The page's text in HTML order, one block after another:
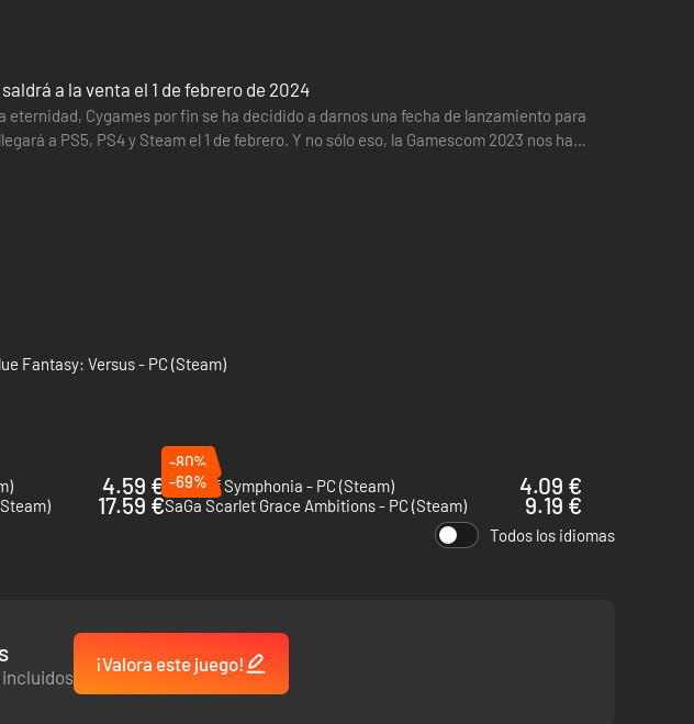
a la venta el 1 de febrero de 2024
eternidad, Cygames por fin se ha decidido a darnos una fecha de lanzamiento para
a PS5, PS4 y Steam el 1 de febrero. Y no sólo eso, la Gamescom 2023 nos ha
Fantasy: Versus - PC (Steam)
4.59 €
-80%
Tales of Symphonia - PC (Steam)
4.09 €
17.59 €
-69%
SaGa Scarlet Grace Ambitions - PC (Steam)
9.19 €
Todos los idiomas
incluidos
¡Valora este juego!